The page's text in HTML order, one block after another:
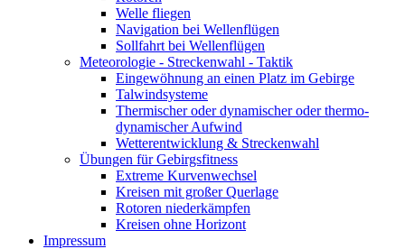
Welle fliegen
Navigation bei Wellenflügen
Sollfahrt bei Wellenflügen
Meteorologie - Streckenwahl - Taktik
Eingewöhnung an einen Platz im Gebirge
Talwindsysteme
Thermischer oder dynamischer oder thermo-
dynamischer Aufwind
Wetterentwicklung & Streckenwahl
Übungen für Gebirgsfitness
Extreme Kurvenwechsel
Kreisen mit großer Querlage
Rotoren niederkämpfen
Kreisen ohne Horizont
Impressum